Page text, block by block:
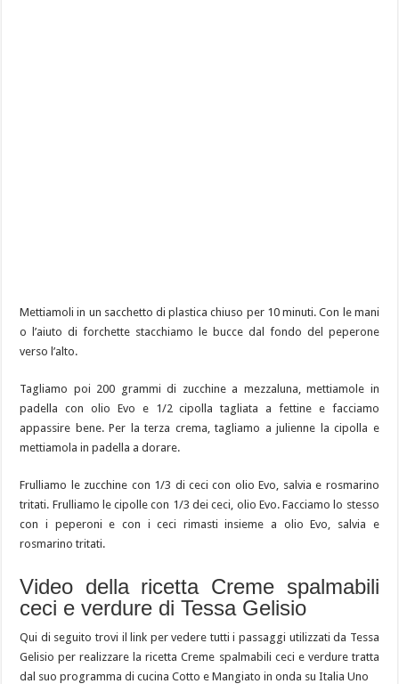
Mettiamoli in un sacchetto di plastica chiuso per 10 minuti. Con le mani
o l’aiuto di forchette stacchiamo le bucce dal fondo del peperone
verso l’alto.
Tagliamo poi 200 grammi di zucchine a mezzaluna, mettiamole in
padella con olio Evo e 1/2 cipolla tagliata a fettine e facciamo
appassire bene. Per la terza crema, tagliamo a julienne la cipolla e
mettiamola in padella a dorare.
Frulliamo le zucchine con 1/3 di ceci con olio Evo, salvia e rosmarino
tritati. Frulliamo le cipolle con 1/3 dei ceci, olio Evo. Facciamo lo stesso
con i peperoni e con i ceci rimasti insieme a olio Evo, salvia e
rosmarino tritati.
Video della ricetta Creme spalmabili
ceci e verdure di Tessa Gelisio
Qui di seguito trovi il link per vedere tutti i passaggi utilizzati da Tessa
Gelisio per realizzare la ricetta Creme spalmabili ceci e verdure tratta
dal suo programma di cucina Cotto e Mangiato in onda su Italia Uno